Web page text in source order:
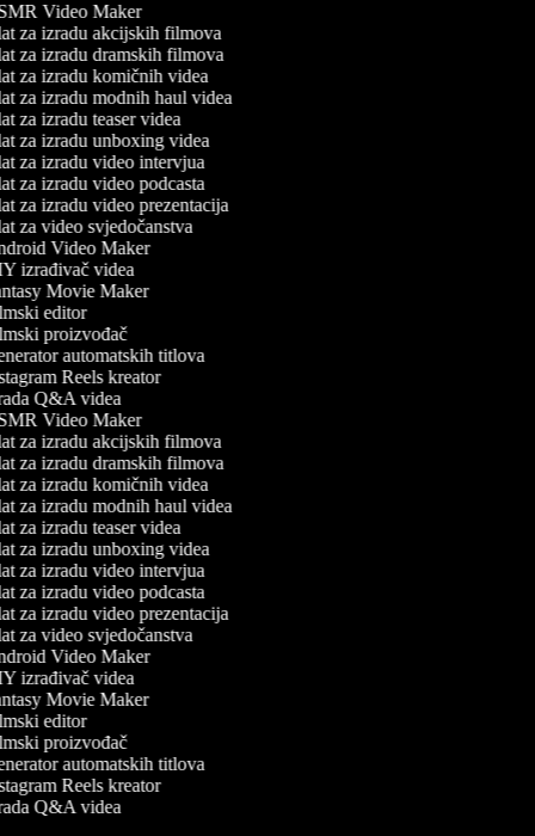
Video Maker
za izradu akcijskih filmova
za izradu dramskih filmova
za izradu komičnih videa
za izradu modnih haul videa
za izradu teaser videa
za izradu unboxing videa
za izradu video intervjua
za izradu video podcasta
za izradu video prezentacija
za video svjedočanstva
Video Maker
izrađivač videa
Movie Maker
editor
proizvođač
automatskih titlova
Reels kreator
Q&A videa
Video Maker
za izradu akcijskih filmova
za izradu dramskih filmova
za izradu komičnih videa
za izradu modnih haul videa
za izradu teaser videa
za izradu unboxing videa
za izradu video intervjua
za izradu video podcasta
za izradu video prezentacija
za video svjedočanstva
Video Maker
izrađivač videa
Movie Maker
editor
proizvođač
automatskih titlova
Reels kreator
Q&A videa